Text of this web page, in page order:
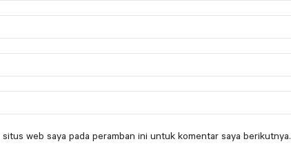
situs web saya pada peramban ini untuk komentar saya berikutnya.